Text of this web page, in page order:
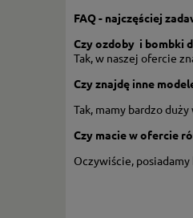
FAQ - najczęściej
Czy ozdoby i bombki
Tak, w naszej ofercie
Czy znajdę inne
Tak, mamy bardzo
Czy macie w ofercie
Oczywiście,